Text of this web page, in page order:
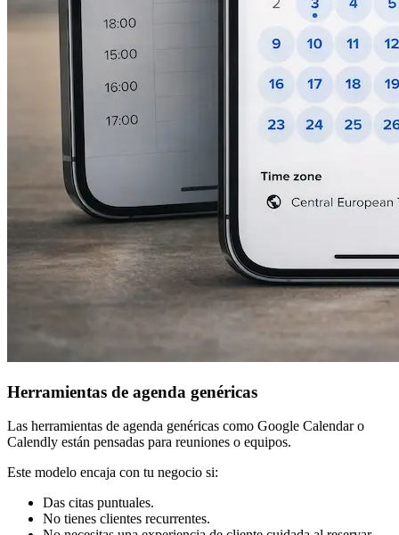
Herramientas de agenda genéricas
Las herramientas de agenda genéricas como Google Calendar o
Calendly están pensadas para reuniones o equipos.
Este modelo encaja con tu negocio si:
Das citas puntuales.
No tienes clientes recurrentes.